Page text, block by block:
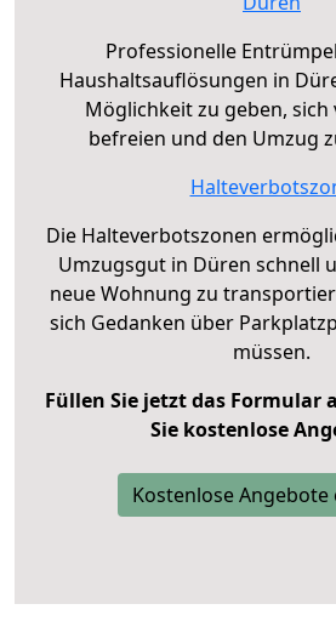
Professionelle
Haushaltsauflösungen in
Möglichkeit zu geben, sich
befreien und den Umzug
Die Halteverbotszonen
Umzugsgut in Düren schnell
neue Wohnung zu
sich Gedanken über
müssen.
Füllen Sie jetzt das Formular
Sie kostenlose
Kostenlose Angebote